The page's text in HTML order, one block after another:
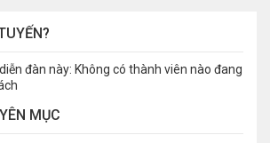
đàn này: Không có thành viên nào đang
MỤC